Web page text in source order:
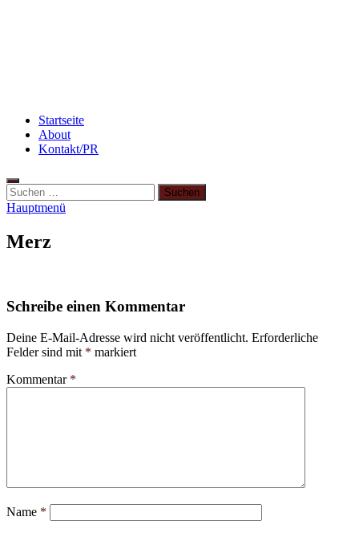
Startseite
About
Kontakt/PR
Suchen
nach:
Hauptmenü
Merz
Schreibe einen Kommentar
Deine E-Mail-Adresse wird nicht veröffentlicht. Erforderliche
Felder sind mit * markiert
Kommentar *
Name *